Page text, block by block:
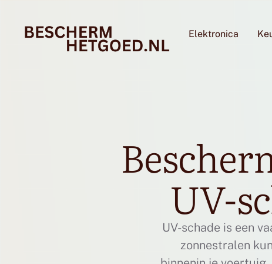
Elektronica
UV-
UV-schade is een
zonnestralen